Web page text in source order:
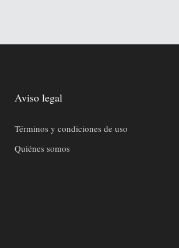
Aviso legal
Términos y condiciones de uso
Quiénes somos